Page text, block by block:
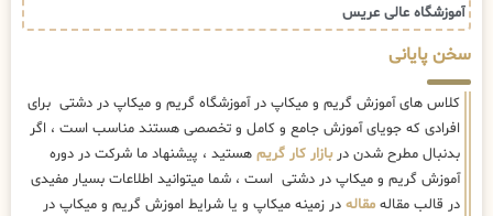
آموزشگاه عالی عریس
سخن پایانی
کلاس های آموزش گریم و میکاپ در آموزشگاه گریم و میکاپ در دشتی برای
افرادی که جویای آموزش جامع و کامل و تخصصی هستند مناسب است ، اگر
بدنبال مطرح شدن دربازار کار گریم هستید ، پیشنهاد ما شرکت در دوره
آموزش گریم و میکاپ در دشتی است ، شما میتوانید اطلاعات بسیار مفیدی
در قالب مقاله مقاله در زمینه میکاپ و یا شرایط اموزش گریم و میکاپ در